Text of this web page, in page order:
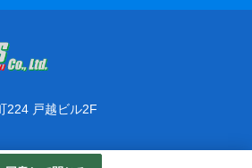
224 戸越ビル2F